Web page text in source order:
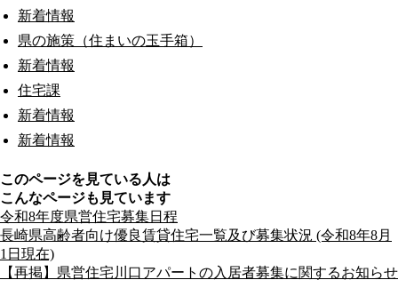
新着情報
県の施策（住まいの玉手箱）
新着情報
住宅課
新着情報
新着情報
このページを見ている人は
こんなページも見ています
令和8年度県営住宅募集日程
長崎県高齢者向け優良賃貸住宅一覧及び募集状況 (令和8年8月
1日現在)
【再掲】県営住宅川口アパートの入居者募集に関するお知らせ